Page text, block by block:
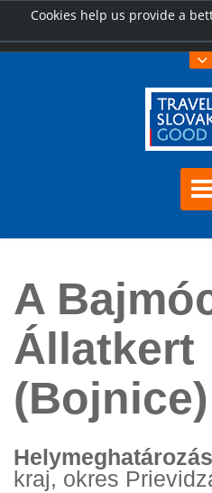
Cookies help us provide a
A Bajmóci Állatkert
A
Állatkert
(Bojnice)
Helymeghatározás
kraj, okres